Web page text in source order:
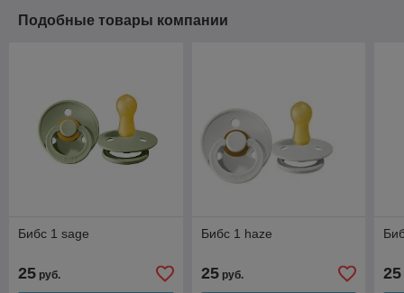
Подобные товары компании
Бибс 1 sage
25 руб.
Бибс 1 haze
25руб. 25